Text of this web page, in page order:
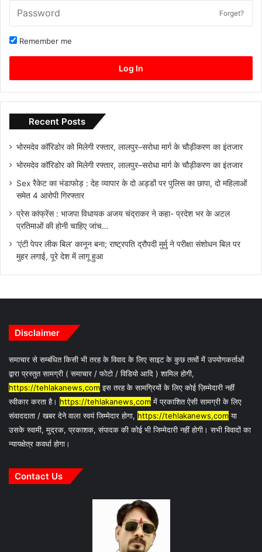
Forget?
Remember me
Log In
Recent Posts
भोरमदेव कॉरिडोर को मिलेगी रफ्तार, लालपुर–सरोधा मार्ग के चौड़ीकरण का इंतजार
भोरमदेव कॉरिडोर को मिलेगी रफ्तार, लालपुर–सरोधा मार्ग के चौड़ीकरण का इंतजार
Sex रैकेट का भंडाफोड़ : देह व्यापार के दो अड्डों पर पुलिस का छापा, दो महिलाओं
समेत 4 आरोपी गिरफ्तार
प्रेस कांफ्रेंस : भाजपा विधायक अजय चंद्राकर ने कहा- प्रदेश भर के अटल
प्रतिमाओं की होनी चाहिए जांच…
‘एंटी पेपर लीक बिल’ कानून बना; राष्ट्रपति द्रौपदी मुर्मु ने परीक्षा संशोधन बिल पर
मुहर लगाई, पूरे देश में लागू हुआ
Disclaimer
समाचार से सम्बंधित किसी भी तरह के विवाद के लिए साइट के कुछ तत्वों में उपयोगकर्ताओं
द्वारा प्रस्तुत सामग्री ( समाचार / फोटो / विडियो आदि ) शामिल होगी,
https://tehlakanews,comइस तरह के सामग्रियों के लिए कोई ज़िम्मेदारी नहीं
स्वीकार करता है। https://tehlakanews,comमें प्रकाशित ऐसी सामग्री के लिए
संवाददाता / खबर देने वाला स्वयं जिम्मेदार होगा, https://tehlakanews,comया
उसके स्वामी, मुद्रक, प्रकाशक, संपादक की कोई भी जिम्मेदारी नहीं होगी। सभी विवादों का
न्यायक्षेत्र कवर्धा होगा।
Contact Us